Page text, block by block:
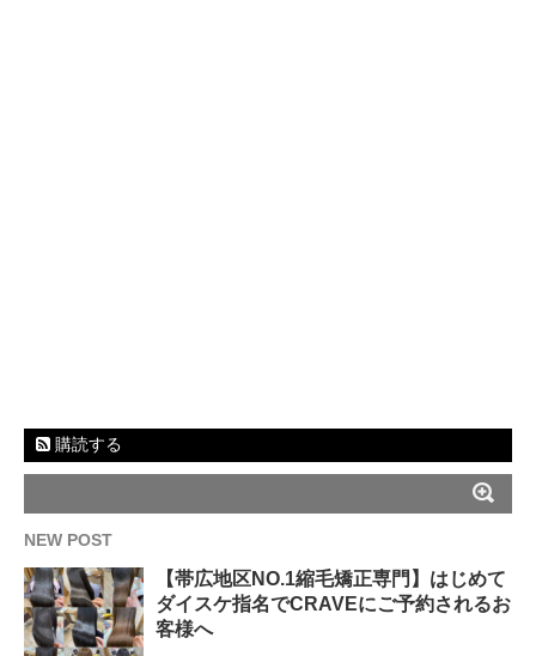
購読する
NEW POST
【帯広地区NO.1縮毛矯正専門】はじめて
ダイスケ指名でCRAVEにご予約されるお
客様へ